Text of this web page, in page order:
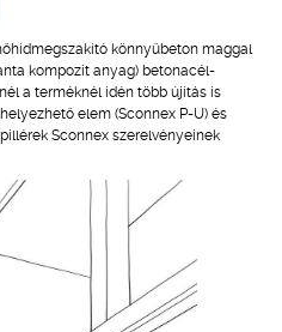
könnyűbeton maggal
kompozit anyag) betonacél-
a terméknél idén több újítás is
elem (Sconnex P-U) és
Sconnex szerelvényeinek